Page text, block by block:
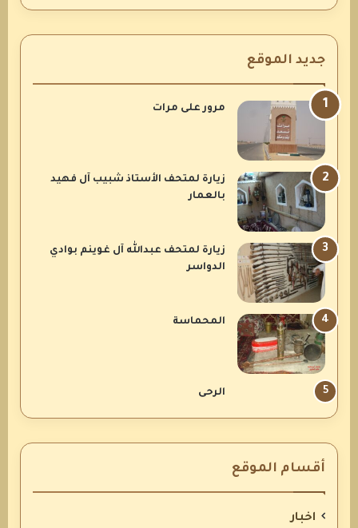
جديد الموقع
مرور على مرات
زيارة لمتحف الأستاذ شبيب آل فهيد
بالعمار
زيارة لمتحف عبدالله آل غوينم بوادي
الدواسر
المحماسة
الرحى
أقسام الموقع
اخبار